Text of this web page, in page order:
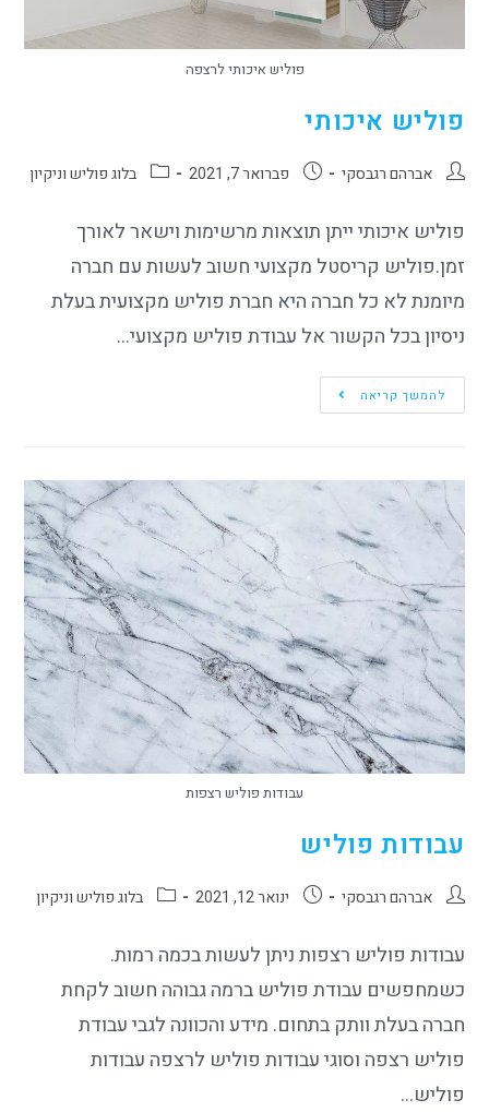
פוליש איכותי לרצפה
פוליש איכותי
אברהם רגבסקי פברואר 7, 2021 בלוג פוליש וניקיון
פוליש איכותי ייתן תוצאות מרשימות וישאר לאורך
זמן.פוליש קריסטל מקצועי חשוב לעשות עם חברה
מיומנת לא כל חברה היא חברת פוליש מקצועית בעלת
ניסיון בכל הקשור אל עבודת פוליש מקצועי…
להמשך קריאה
עבודות פוליש רצפות
עבודות פוליש
אברהם רגבסקי ינואר 12, 2021 בלוג פוליש וניקיון
עבודות פוליש רצפות ניתן לעשות בכמה רמות.
כשמחפשים עבודת פוליש ברמה גבוהה חשוב לקחת
חברה בעלת וותק בתחום. מידע והכוונה לגבי עבודת
פוליש רצפה וסוגי עבודות פוליש לרצפה עבודות
פוליש…